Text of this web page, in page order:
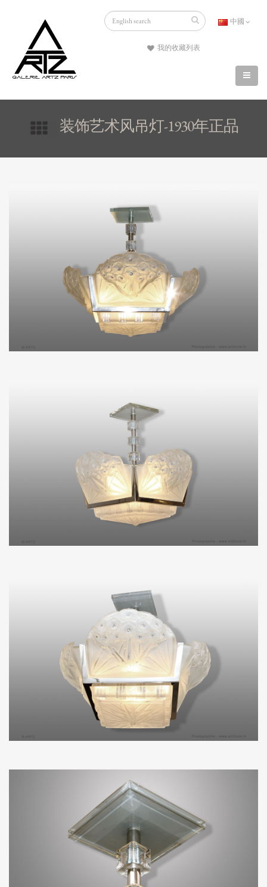
中國
我的收藏列表
装饰艺术风吊灯-1930年正品